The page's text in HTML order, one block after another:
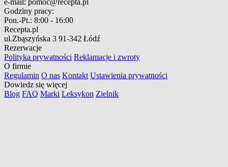
e-mail: pomoc@recepta.pl
Godziny pracy:
Pon.-Pt.: 8:00 - 16:00
Recepta.pl
ul.Zbąszyńska 3 91-342 Łódź
Rezerwacje
Polityka prywatności Reklamacje i zwroty
O firmie
Regulamin O nas Kontakt Ustawienia prywatności
Dowiedz się więcej
Blog FAQ Marki Leksykon Zielnik